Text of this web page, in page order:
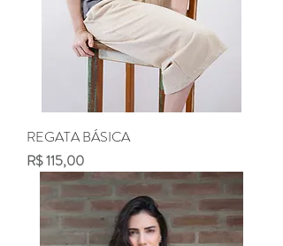
REGATA BÁSICA
Preço
R$ 115,00